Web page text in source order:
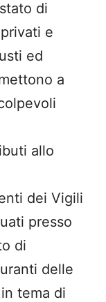
di
e
ed
a
allo
dei Vigili
presso
di
delle
tema di